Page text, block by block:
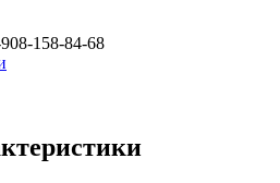
158-84-68